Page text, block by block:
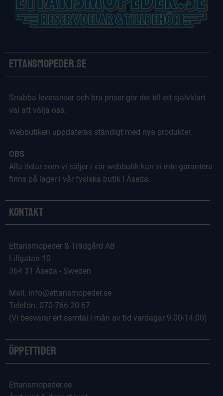
Ettansmopeder.se
Snabba leveranser och bra priser gör det till ett självklart
val att välja oss.
Webbutiken uppdateras ständigt med nya produkter.
OBS
Alla delar som vi säljer i vår webbutik kan vi inte garantera
finns på lager i vår fysiska butik i Åseda.
Kontakt
Ettansmopeder & Trädgård AB
Lillgatan 10
364 31 Åseda - Sweden
Mail: info@ettansmopeder.se
Telefon: 070-766 20 67
(Vi besvarar ert samtal i mån av tid vardagar 9.00-14.00)
Öppettider
Ettansmopeder.se